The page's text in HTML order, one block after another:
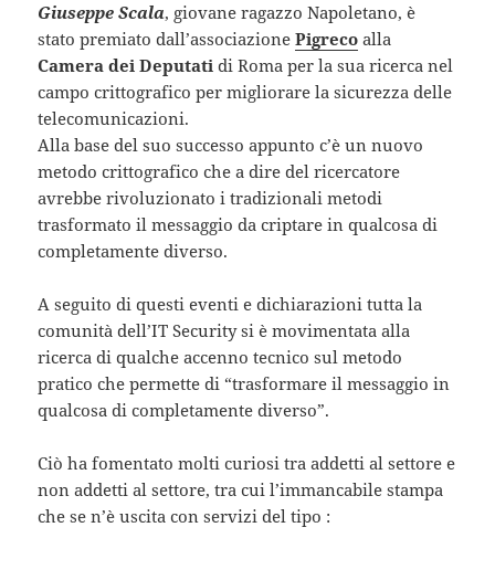
Giuseppe Scala, giovane ragazzo Napoletano, è
stato premiato dall’associazionePigreco alla
Camera dei Deputati di Roma per la sua ricerca nel
campo crittografico per migliorare la sicurezza delle
telecomunicazioni.
Alla base del suo successo appunto c’è un nuovo
metodo crittografico che a dire del ricercatore
avrebbe rivoluzionato i tradizionali metodi
trasformato il messaggio da criptare in qualcosa di
completamente diverso.
A seguito di questi eventi e dichiarazioni tutta la
comunità dell’IT Security si è movimentata alla
ricerca di qualche accenno tecnico sul metodo
pratico che permette di “trasformare il messaggio in
qualcosa di completamente diverso”.
Ciò ha fomentato molti curiosi tra addetti al settore e
non addetti al settore, tra cui l’immancabile stampa
che se n’è uscita con servizi del tipo :